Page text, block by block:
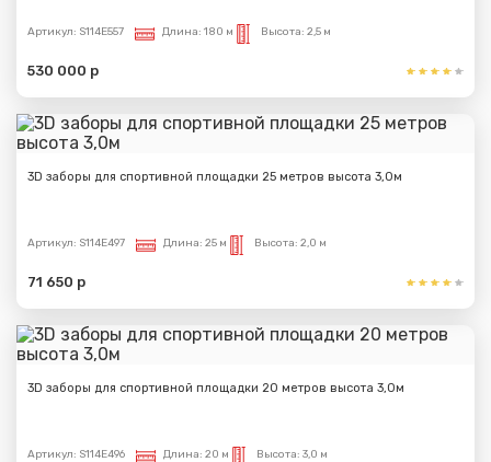
Артикул: S114E557 Длина: 180 м Высота: 2,5 м
530 000 р
3D заборы для спортивной площадки 25 метров высота 3,0м
Артикул: S114E497 Длина: 25 м Высота: 2,0 м
71 650 р
3D заборы для спортивной площадки 20 метров высота 3,0м
Артикул: S114E496 Длина: 20 м Высота: 3,0 м